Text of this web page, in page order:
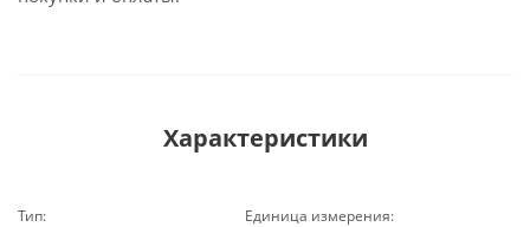
Характеристики
Тип: Единица измерения: